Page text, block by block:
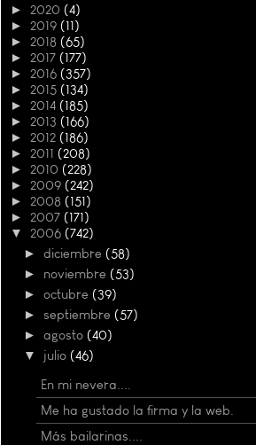
► 2020 (4)
► 2019 (11)
► 2018 (65)
► 2017 (177)
► 2016 (357)
► 2015 (134)
► 2014 (185)
► 2013 (166)
► 2012 (186)
► 2011 (208)
► 2010 (228)
► 2009 (242)
► 2008 (151)
► 2007 (171)
▼ 2006 (742)
► diciembre (58)
► noviembre (53)
► octubre (39)
► septiembre (57)
► agosto (40)
▼ julio (46)
En mi nevera....
Me ha gustado la firma y la web.
Más bailarinas....